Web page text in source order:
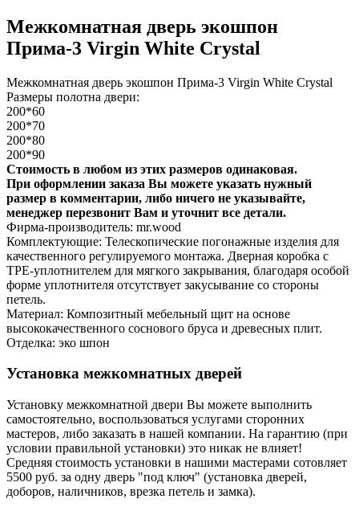
Межкомнатная дверь экошпон
Прима-3 Virgin White Сrystal
Межкомнатная дверь экошпон Прима-3 Virgin White Сrystal
Размеры полотна двери:
200*60
200*70
200*80
200*90
Стоимость в любом из этих размеров одинаковая.
При оформлении заказа Вы можете указать нужный
размер в комментарии, либо ничего не указывайте,
менеджер перезвонит Вам и уточнит все детали.
Фирма-производитель: mr.wood
Комплектующие: Телескопические погонажные изделия для
качественного регулируемого монтажа. Дверная коробка с
TPE-уплотнителем для мягкого закрывания, благодаря особой
форме уплотнителя отсутствует закусывание со стороны
петель.
Материал: Композитный мебельный щит на основе
высококачественного соснового бруса и древесных плит.
Отделка: эко шпон
Установка межкомнатных дверей
Установку межкомнатной двери Вы можете выполнить
самостоятельно, воспользоваться услугами сторонних
мастеров, либо заказать в нашей компании. На гарантию (при
условии правильной установки) это никак не влияет!
Средняя стоимость установки в нашими мастерами сотовляет
5500 руб. за одну дверь "под ключ" (установка дверей,
доборов, наличников, врезка петель и замка).